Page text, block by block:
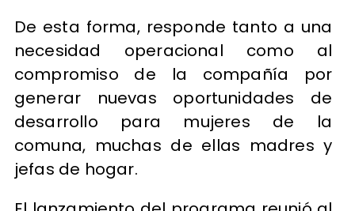
De esta forma, responde tanto a una
necesidad operacional como al
compromiso de la compañía por
generar nuevas oportunidades de
desarrollo para mujeres de la
comuna, muchas de ellas madres y
jefas de hogar.